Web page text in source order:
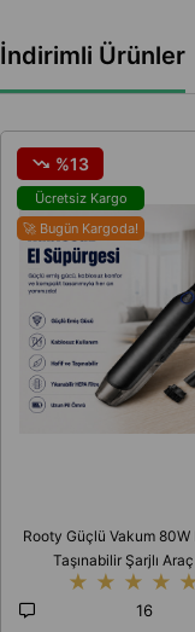
İndirimli Ürünler
Rooty Güçlü Vakum
Taşınabilir Şarjlı
Süpürgesi 2 Kademeli
Filtreli
★ ★ ★ ★
16
%13
Ücretsiz Kargo
🚀 Bugün Kargoda!